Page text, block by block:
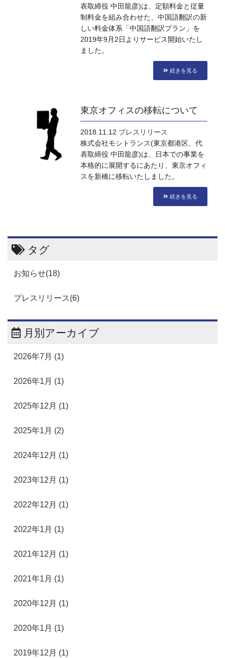
表取締役 中田龍彦)は、定額料金と従量
制料金を組み合わせた、中国語翻訳の新
しい料金体系「中国語翻訳プラン」を
2019年9月2日よりサービス開始いたし
ました。
続きを見る
東京オフィスの移転について
2018.11.12 プレスリリース
株式会社モシトランス(東京都港区、代
表取締役 中田龍彦)は、日本での事業を
本格的に展開するにあたり、東京オフィ
スを新橋に移転いたしました。
続きを見る
タグ
お知らせ(18)
プレスリリース(6)
月別アーカイブ
2026年7月 (1)
2026年1月 (1)
2025年12月 (1)
2025年1月 (2)
2024年12月 (1)
2023年12月 (1)
2022年12月 (1)
2022年1月 (1)
2021年12月 (1)
2021年1月 (1)
2020年12月 (1)
2020年1月 (1)
2019年12月 (1)